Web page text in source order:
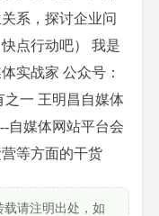
系，探讨企业问
点行动吧） 我是
实战家 公众号：
之一 王明昌自媒体
自媒体网站平台会
等方面的干货
请注明出处，如